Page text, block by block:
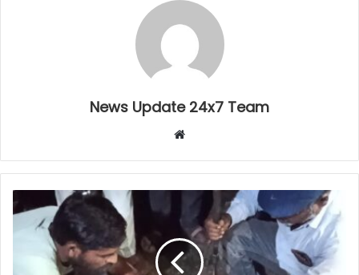
News Update 24x7 Team
Website